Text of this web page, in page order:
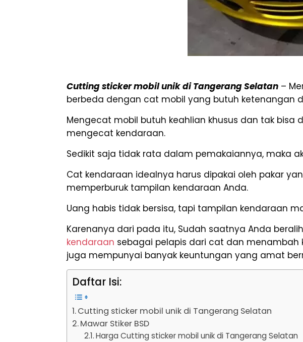
Cutting sticker mobil unik di Tangerang Selatan –
berbeda dengan cat mobil yang butuh ketenangan
Mengecat mobil butuh keahlian khusus dan tak
mengecat kendaraan.
Sedikit saja tidak rata dalam pemakaiannya, maka
Cat kendaraan idealnya harus dipakai oleh pakar
memperburuk tampilan kendaraan Anda.
Uang habis tidak bersisa, tapi tampilan kendaraan
Karenanya dari pada itu, Sudah saatnya Anda
kendaraan sebagai pelapis dari cat dan menambah
juga mempunyai banyak keuntungan yang amat
Daftar Isi:
Cutting sticker mobil unik di Tangerang Selatan
Mawar Stiker BSD
Harga Cutting sticker mobil unik di Tangerang Selatan